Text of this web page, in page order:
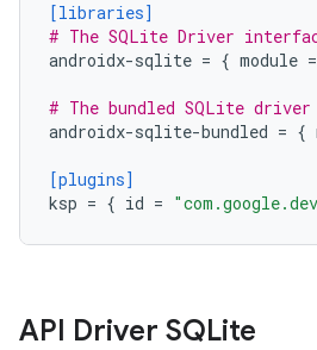
[libraries]
# The SQLite Driver
androidx-sqlite = { module =
# The bundled SQLite driver
androidx-sqlite-bundled = {
[plugins]
ksp = { id =
API Driver SQLite